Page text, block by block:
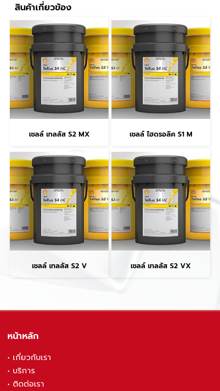
สินค้าเกี่ยวข้อง
เชลล์ เทลลัส S2 MX เชลล์ ไฮดรอลิค S1 M
เชลล์ เทลลัส S2 V เชลล์ เทลลัส S2 VX
หน้าหลัก
• เกี่ยวกับเรา
• บริการ
• ติดต่อเรา